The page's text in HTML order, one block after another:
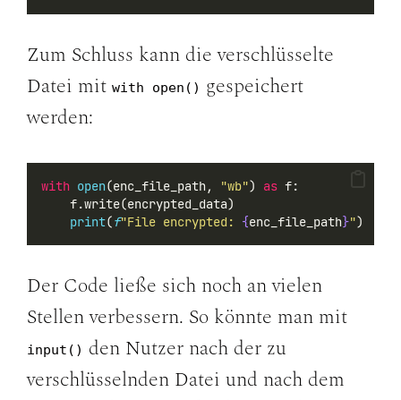
Zum Schluss kann die verschlüsselte
Datei mit with open() gespeichert
werden:
with open(enc_file_path, "wb") as f:
    f.write(encrypted_data)
print(f"File encrypted: {enc_file_path}")
Der Code ließe sich noch an vielen
Stellen verbessern. So könnte man mit
input() den Nutzer nach der zu
verschlüsselnden Datei und nach dem